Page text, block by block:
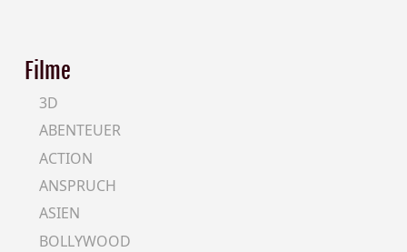
Filme
3D
ABENTEUER
ACTION
ANSPRUCH
ASIEN
BOLLYWOOD